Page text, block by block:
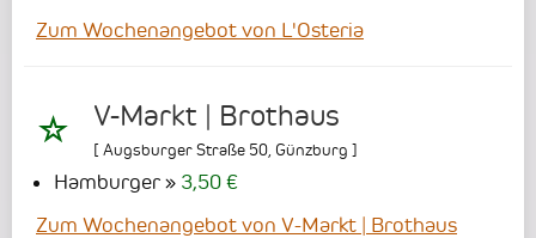
Zum Wochenangebot von L'Osteria
V-Markt | Brothaus
[ Augsburger Straße 50 Günzburg ]
Hamburger
3,50 €
Zum Wochenangebot von V-Markt | Brothaus